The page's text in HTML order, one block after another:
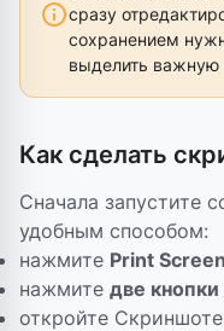
сразу
сохранением
выделить важную
Как сделать
Сначала запустите
удобным способом:
нажмите Print
нажмите две
откройте